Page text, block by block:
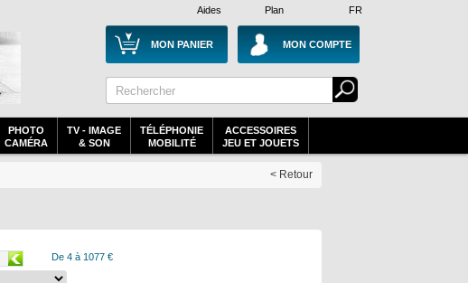
Plan
Aides FR
MON PANIER MON COMPTE
PHOTO
CAMÉRA
TV - IMAGE
& SON
TÉLÉPHONIE
MOBILITÉ
ACCESSOIRES
JEU ET JOUETS
< Retour
De 4 à 1077 €